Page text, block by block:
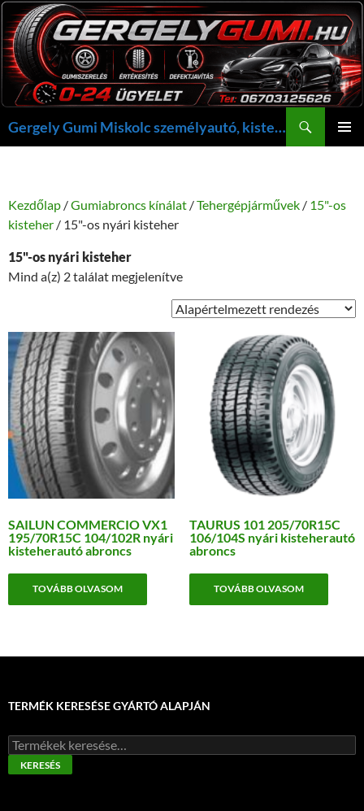
Kilépés
a
tartalomba
Gergely Gumi Miskolc személyautó, kisteherautó gumi szerelés javítás +36703125626 NON-STOP ügyelet, gergelygumi@gergelygumi.hu
Kezdőlap /Gumiabroncs kínálat /Tehergépjárművek / 15"-os
kisteher / 15"-os nyári kisteher
15"-os nyári kisteher
Mind a(z) 2 találat megjelenítve
SAILUN COMMERCIO VX1
195/70R15C 104/102R nyári
kisteherautó abroncs
TOVÁBB OLVASOM
TAURUS 101 205/70R15C
106/104S nyári kisteherautó
abroncs
TOVÁBB OLVASOM
TERMÉK KERESÉSE GYÁRTÓ ALAPJÁN
Keresés
a
következőre:
KERESÉS